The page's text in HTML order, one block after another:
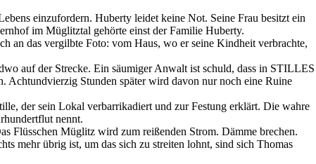
einzufordern. Huberty leidet keine Not. Seine Frau besitzt ein
im Müglitztal gehörte einst der Familie Huberty.
an das vergilbte Foto: vom Haus, wo er seine Kindheit verbrachte,
auf der Strecke. Ein säumiger Anwalt ist schuld, dass in STILLES
Achtundvierzig Stunden später wird davon nur noch eine Ruine
der sein Lokal verbarrikadiert und zur Festung erklärt. Die wahre
nennt.
Flüsschen Müglitz wird zum reißenden Strom. Dämme brechen.
mehr übrig ist, um das sich zu streiten lohnt, sind sich Thomas